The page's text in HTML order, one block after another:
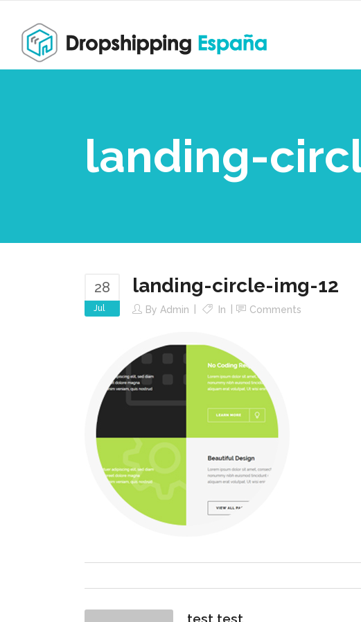
landing-
28
Jul
landing-circle-img-12
By Admin In Comments
test test